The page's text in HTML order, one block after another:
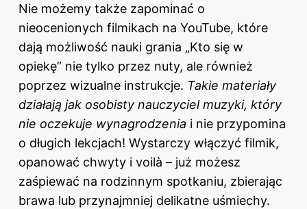
Nie możemy także zapominać o
nieocenionych filmikach na YouTube, które
dają możliwość nauki grania „Kto się w
opiekę” nie tylko przez nuty, ale również
poprzez wizualne instrukcje. Takie materiały
działają jak osobisty nauczyciel muzyki, który
nie oczekuje wynagrodzenia i nie przypomina
o długich lekcjach! Wystarczy włączyć filmik,
opanować chwyty i voilà – już możesz
zaśpiewać na rodzinnym spotkaniu, zbierając
brawa lub przynajmniej delikatne uśmiechy.